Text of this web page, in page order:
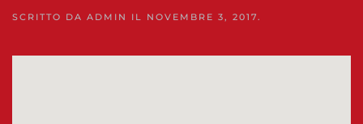
SCRITTO DA ADMIN IL NOVEMBRE 3, 2017.